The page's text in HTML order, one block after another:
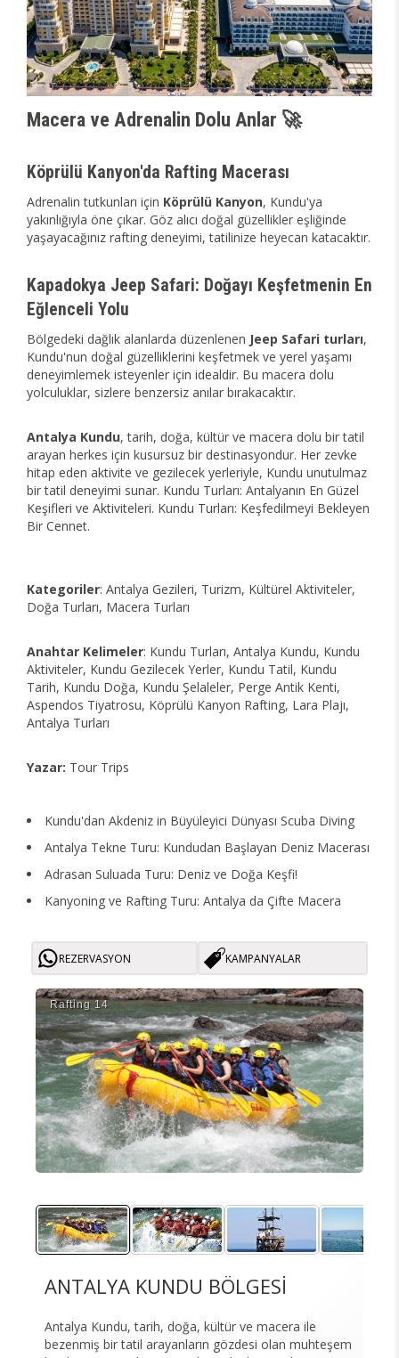
Macera ve Adrenalin Dolu Anlar 🚀
Köprülü Kanyon'da Rafting Macerası
Adrenalin tutkunları için Köprülü Kanyon, Kundu'ya
yakınlığıyla öne çıkar. Göz alıcı doğal güzellikler eşliğinde
yaşayacağınız rafting deneyimi, tatilinize heyecan katacaktır.
Kapadokya Jeep Safari: Doğayı Keşfetmenin En
Eğlenceli Yolu
Bölgedeki dağlık alanlarda düzenlenen Jeep Safari turları,
Kundu'nun doğal güzelliklerini keşfetmek ve yerel yaşamı
deneyimlemek isteyenler için idealdir. Bu macera dolu
yolculuklar, sizlere benzersiz anılar bırakacaktır.
Antalya Kundu, tarih, doğa, kültür ve macera dolu bir tatil
arayan herkes için kusursuz bir destinasyondur. Her zevke
hitap eden aktivite ve gezilecek yerleriyle, Kundu unutulmaz
bir tatil deneyimi sunar. Kundu Turları: Antalyanın En Güzel
Keşifleri ve Aktiviteleri. Kundu Turları: Keşfedilmeyi Bekleyen
Bir Cennet.
Kategoriler: Antalya Gezileri, Turizm, Kültürel Aktiviteler,
Doğa Turları, Macera Turları
Anahtar Kelimeler: Kundu Turları, Antalya Kundu, Kundu
Aktiviteler, Kundu Gezilecek Yerler, Kundu Tatil, Kundu
Tarih, Kundu Doğa, Kundu Şelaleler, Perge Antik Kenti,
Aspendos Tiyatrosu, Köprülü Kanyon Rafting, Lara Plajı,
Antalya Turları
Yazar: Tour Trips
Kundu'dan Akdeniz in Büyüleyici Dünyası Scuba Diving
Antalya Tekne Turu: Kundudan Başlayan Deniz Macerası
Adrasan Suluada Turu: Deniz ve Doğa Keşfi!
Kanyoning ve Rafting Turu: Antalya da Çifte Macera
REZERVASYON KAMPANYALAR
Rafti̇ng 14
ANTALYA KUNDU BÖLGESİ
Antalya Kundu, tarih, doğa, kültür ve macera ile
bezenmiş bir tatil arayanların gözdesi olan muhteşem